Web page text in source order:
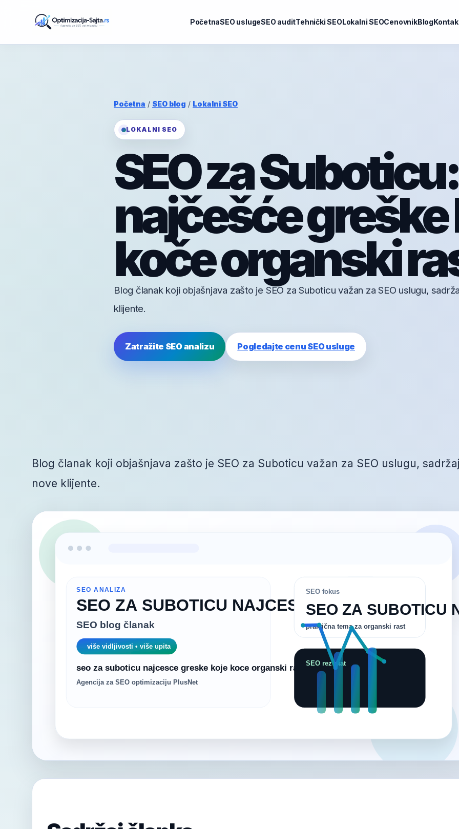
PočetnaSEO uslugeSEO auditTehnički SEOLokalni SEOCenovnikBlog
Početna / SEO blog / Lokalni SEO
LOKALNI SEO
SEO za Suboticu:
najčešće greške
koče organski
Blog članak koji objašnjava zašto je SEO za Suboticu važan za SEO uslugu,
klijente.
Zatražite SEO analizu Pogledajte cenu SEO usluge
Blog članak koji objašnjava zašto je SEO za Suboticu važan za SEO uslugu,
nove klijente.